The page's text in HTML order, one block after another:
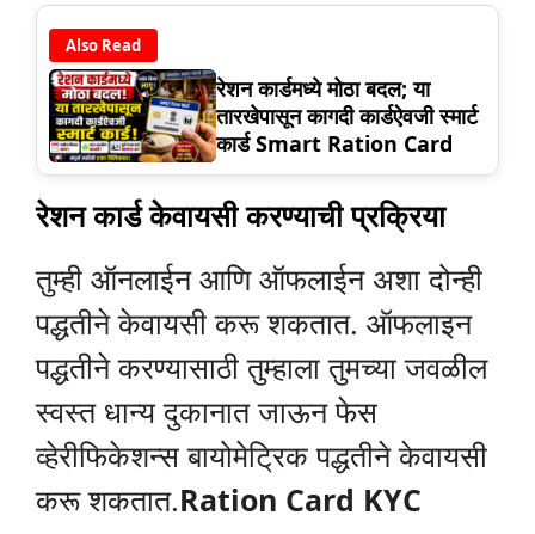
Also Read
रेशन कार्डमध्ये मोठा बदल; या
तारखेपासून कागदी कार्डऐवजी स्मार्ट
कार्ड Smart Ration Card
रेशन कार्ड केवायसी करण्याची प्रक्रिया
तुम्ही ऑनलाईन आणि ऑफलाईन अशा दोन्ही
पद्धतीने केवायसी करू शकतात. ऑफलाइन
पद्धतीने करण्यासाठी तुम्हाला तुमच्या जवळील
स्वस्त धान्य दुकानात जाऊन फेस
व्हेरीफिकेशन्स बायोमेट्रिक पद्धतीने केवायसी
करू शकतात.Ration Card KYC